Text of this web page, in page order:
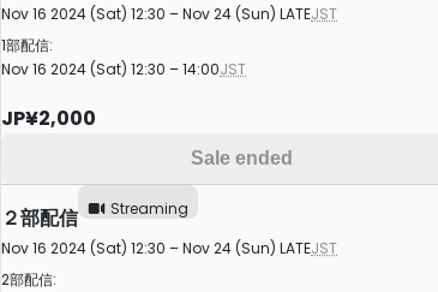
Nov 16 2024 (Sat) 12:30 – Nov 24 (Sun) LATEJST
1部配信:
Nov 16 2024 (Sat) 12:30 – 14:00JST
JP¥2,000
Sale ended
２部配信
Streaming
Nov 16 2024 (Sat) 12:30 – Nov 24 (Sun) LATEJST
2部配信: